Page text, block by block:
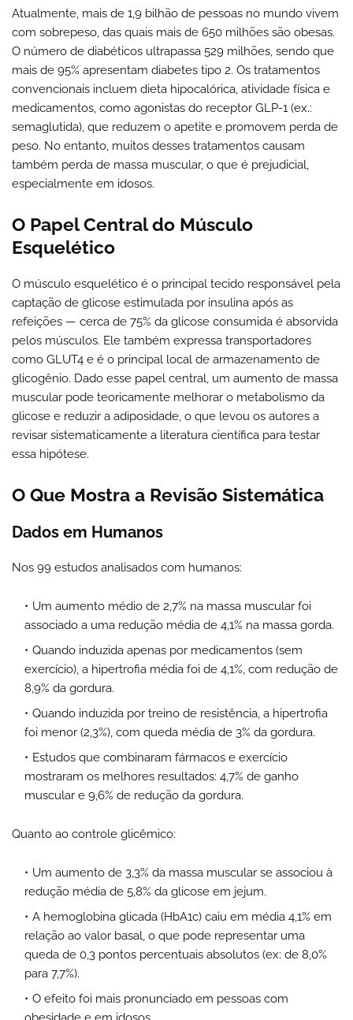
Atualmente, mais de 1,9 bilhão de pessoas no mundo vivem
com sobrepeso, das quais mais de 650 milhões são obesas.
O número de diabéticos ultrapassa 529 milhões, sendo que
mais de 95% apresentam diabetes tipo 2. Os tratamentos
convencionais incluem dieta hipocalórica, atividade física e
medicamentos, como agonistas do receptor GLP-1 (ex.:
semaglutida), que reduzem o apetite e promovem perda de
peso. No entanto, muitos desses tratamentos causam
também perda de massa muscular, o que é prejudicial,
especialmente em idosos.
O Papel Central do Músculo
Esquelético
O músculo esquelético é o principal tecido responsável pela
captação de glicose estimulada por insulina após as
refeições — cerca de 75% da glicose consumida é absorvida
pelos músculos. Ele também expressa transportadores
como GLUT4 e é o principal local de armazenamento de
glicogênio. Dado esse papel central, um aumento de massa
muscular pode teoricamente melhorar o metabolismo da
glicose e reduzir a adiposidade, o que levou os autores a
revisar sistematicamente a literatura científica para testar
essa hipótese.
O Que Mostra a Revisão Sistemática
Dados em Humanos
Nos 99 estudos analisados com humanos:
Um aumento médio de 2,7% na massa muscular foi
associado a uma redução média de 4,1% na massa gorda.
Quando induzida apenas por medicamentos (sem
exercício), a hipertrofia média foi de 4,1%, com redução de
8,9% da gordura.
Quando induzida por treino de resistência, a hipertrofia
foi menor (2,3%), com queda média de 3% da gordura.
Estudos que combinaram fármacos e exercício
mostraram os melhores resultados: 4,7% de ganho
muscular e 9,6% de redução da gordura.
Quanto ao controle glicêmico:
Um aumento de 3,3% da massa muscular se associou à
redução média de 5,8% da glicose em jejum.
A hemoglobina glicada (HbA1c) caiu em média 4,1% em
relação ao valor basal, o que pode representar uma
queda de 0,3 pontos percentuais absolutos (ex: de 8,0%
para 7,7%).
O efeito foi mais pronunciado em pessoas com